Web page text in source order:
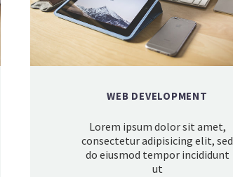
WEB DEVELOPMENT
Lorem ipsum dolor sit amet,
consectetur adipisicing elit, sed
do eiusmod tempor incididunt
ut